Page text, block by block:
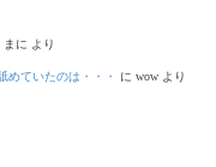
まに より
めていたのは・・・ に wow より